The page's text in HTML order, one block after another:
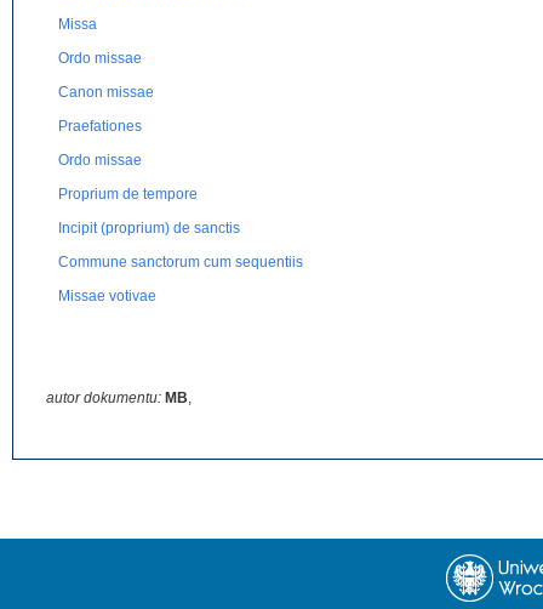
Missa
Ordo missae
Canon missae
Praefationes
Ordo missae
Proprium de tempore
Incipit (proprium) de sanctis
Commune sanctorum cum sequentiis
Missae votivae
autor dokumentu: MB,